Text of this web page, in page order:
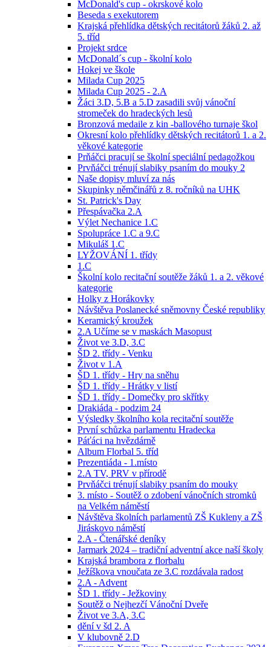
McDonald's cup - okrskové kolo
Beseda s exekutorem
Krajská přehlídka dětských recitátorů žáků 2. až
5. tříd
Projekt srdce
McDonald´s cup - školní kolo
Hokej ve škole
Milada Cup 2025
Milada Cup 2025 - 2.A
Žáci 3.D, 5.B a 5.D zasadili svůj vánoční
stromeček do hradeckých lesů
Bronzová medaile z kin -ballového turnaje škol
Okresní kolo přehlídky dětských recitátorů 1. a 2.
věkové kategorie
Prňáčci pracují se školní speciální pedagožkou
Prvňáčci trénují slabiky psaním do mouky 2
Naše dopisy mluví za nás
Skupinky němčinářů z 8. ročníků na UHK
St. Patrick's Day
Přespávačka 2.A
Výlet Nechanice 1.C
Spolupráce 1.C a 9.C
Mikuláš 1.C
LYŽOVÁNÍ 1. třídy
1.C
Školní kolo recitační soutěže žáků 1. a 2. věkové
kategorie
Holky z Horákovky
Návštěva Poslanecké sněmovny České republiky
Keramický kroužek
2.A Učíme se v maskách Masopust
Život ve 3.D, 3.C
ŠD 2. třídy - Venku
Život v 1.A
ŠD 1. třídy - Hry na sněhu
ŠD 1. třídy - Hrátky v listí
ŠD 1. třídy - Domečky pro skřítky
Drakiáda - podzim 24
Výsledky školního kola recitační soutěže
První schůzka parlamentu Hradecka
Páťáci na hvězdárně
Album Florbal 5. tříd
Prezentiáda - 1.místo
2.A TV, PRV v přírodě
Prvňáčci trénují slabiky psaním do mouky
3. místo - Soutěž o zdobení vánočních stromků
na Velkém náměstí
Návštěva školních parlamentů ZŠ Kukleny a ZŠ
Jiráskovo náměstí
2.A - Čtenářské deníky
Jarmark 2024 – tradiční adventní akce naší školy
Krajská brambora z florbalu
Ježíškova vnoučata ze 3.C rozdávala radost
2.A - Advent
ŠD 1. třídy - Ježkoviny
Soutěž o Nejhezčí Vánoční Dveře
Život ve 3.A, 3.C
dění v šd 2. A
V klubovně 2.D